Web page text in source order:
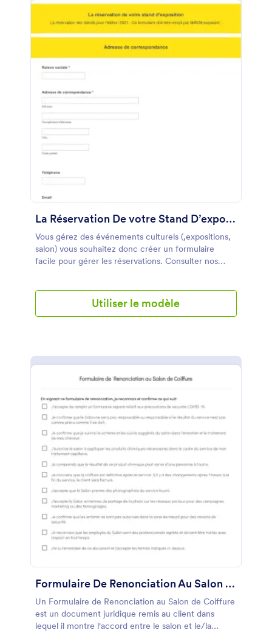
La Réservation De votre Stand D’exposition
Vous gérez des événements culturels (,expositions,
salon) vous souhaitez donc créer un formulaire
facile pour gérer les réservations. Consulter nos
Utiliser le modèle
Formulaire De Renonciation Au Salon De Coiffure
Un Formulaire de Renonciation au Salon de Coiffure
est un document juridique remis au client dans
lequel il montre l'accord entre le salon et le/la